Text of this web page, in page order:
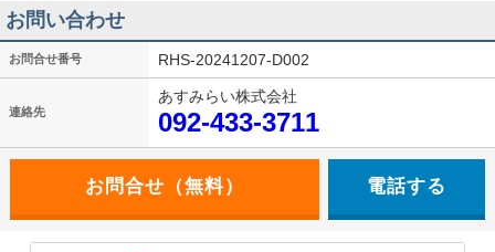
お問い合わせ
お問合せ番号 RHS-20241207-D002
連絡先
あすみらい株式会社
092-433-3711
電話する